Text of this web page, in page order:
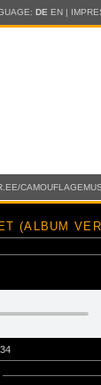
DE EN|
(ALBUM